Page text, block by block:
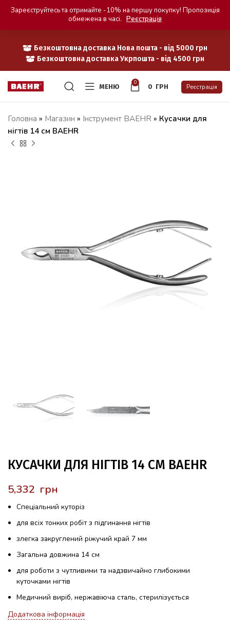
Безкоштовна доставка Нова пошта - від 5000 грн
Безкоштовна доставка Укрпошта - від 4500 грн
МЕНЮ
0
0 ГРН Реєстрація
Головна » Магазин » Iнструмент BAEHR » Кусачки для
нігтів 14 см BAEHR
КУСАЧКИ ДЛЯ НІГТІВ 14 СМ BAEHR
грн
Спеціальний куторіз
для всіх тонких робіт з підгинання нігтів
злегка закруглений ріжучий край 7 мм
Загальна довжина 14 см
для роботи з чутливими та надзвичайно глибокими
куточками нігтів
Медичний виріб, нержавіюча сталь, стерилізується
Додаткова інформація
Зареєструйтесь та отримайте -10% на першу покупку! Пропозиція
обмежена в часі. Реєстрація